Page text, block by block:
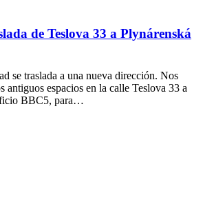
de Teslova 33 a Plynárenská
se traslada a una nueva dirección. Nos
antiguos espacios en la calle Teslova 33 a
BBC5, para…